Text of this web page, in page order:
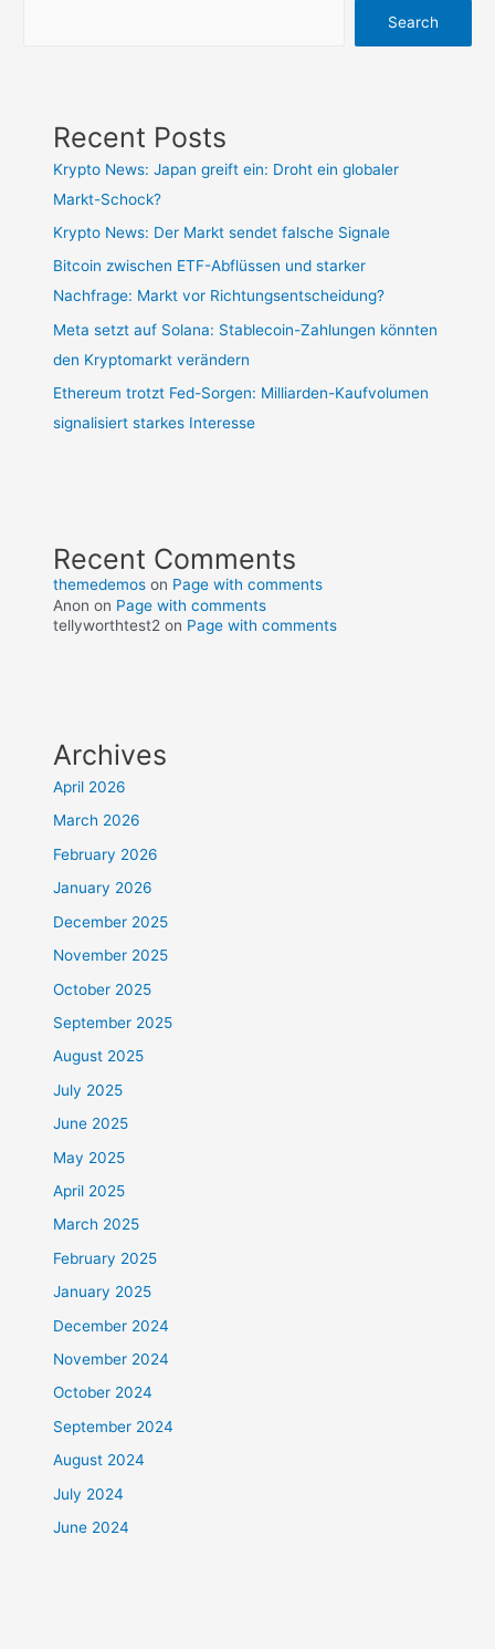
Search
Recent Posts
Krypto News: Japan greift ein: Droht ein globaler
Markt-Schock?
Krypto News: Der Markt sendet falsche Signale
Bitcoin zwischen ETF-Abflüssen und starker
Nachfrage: Markt vor Richtungsentscheidung?
Meta setzt auf Solana: Stablecoin-Zahlungen könnten
den Kryptomarkt verändern
Ethereum trotzt Fed-Sorgen: Milliarden-Kaufvolumen
signalisiert starkes Interesse
Recent Comments
themedemos on Page with comments
Anon on Page with comments
tellyworthtest2 on Page with comments
Archives
April 2026
March 2026
February 2026
January 2026
December 2025
November 2025
October 2025
September 2025
August 2025
July 2025
June 2025
May 2025
April 2025
March 2025
February 2025
January 2025
December 2024
November 2024
October 2024
September 2024
August 2024
July 2024
June 2024